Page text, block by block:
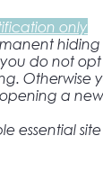
only
hiding
do not
Otherwise
a
essential site